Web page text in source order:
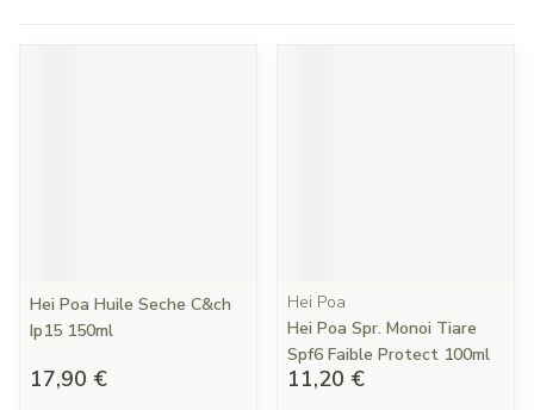
Hei Poa Huile Seche C&ch
Ip15 150ml
17,90 €
Hei Poa
Hei Poa Spr. Monoi Tiare
Spf6 Faible Protect 100ml
11,20 €